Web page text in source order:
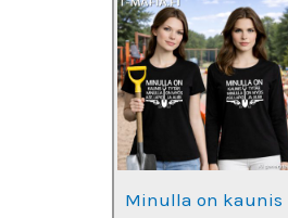
Minulla on kaunis